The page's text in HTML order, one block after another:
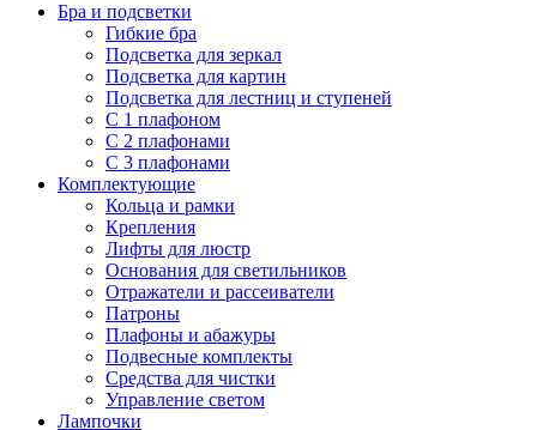
Бра и подсветки
Гибкие бра
Подсветка для зеркал
Подсветка для картин
Подсветка для лестниц и ступеней
С 1 плафоном
С 2 плафонами
С 3 плафонами
Комплектующие
Кольца и рамки
Крепления
Лифты для люстр
Основания для светильников
Отражатели и рассеиватели
Патроны
Плафоны и абажуры
Подвесные комплекты
Средства для чистки
Управление светом
Лампочки